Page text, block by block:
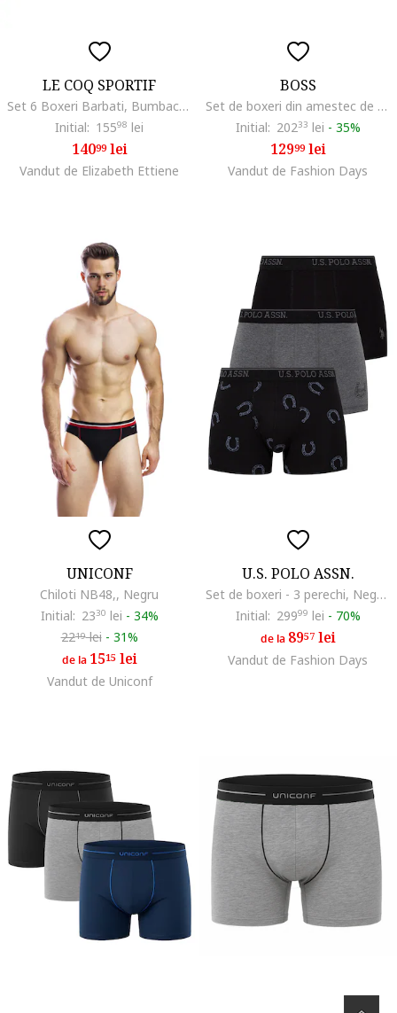
LE COQ SPORTIF
Set 6 Boxeri Barbati, Bumbac, Multicolor
Initial: 15598 lei
14099lei
Vandut de Elizabeth Ettiene
BOSS
Set de boxeri din amestec de modal - 2 perechi, Negru
Initial: 20233 lei - 35%
12999lei
Vandut de Fashion Days
UNICONF
Chiloti NB48,, Negru
Initial: 2330 lei - 34%
2219lei - 31%
de la 1515lei
Vandut de Uniconf
U.S. POLO ASSN.
Set de boxeri - 3 perechi, Negru/Gri melange
Initial: 29999 lei - 70%
de la 8957lei
Vandut de Fashion Days